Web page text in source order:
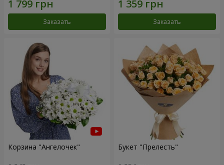
Заказать Заказать
Корзина "Ангелочек" Букет "Прелесть"